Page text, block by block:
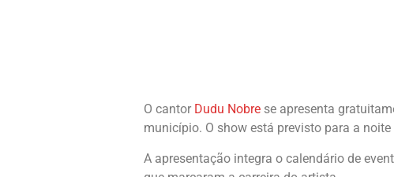
O cantor Dudu Nobre se apresenta
município. O show está previsto para a
A apresentação integra o calendário de